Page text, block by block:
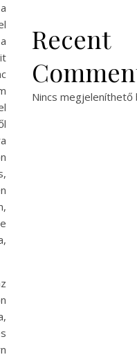
Recent
Nincs megjeleníthető